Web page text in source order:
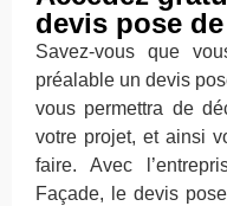
devis pose
Savez-vous que
préalable un devis
vous permettra de
votre projet, et ainsi
faire. Avec
Façade, le devis